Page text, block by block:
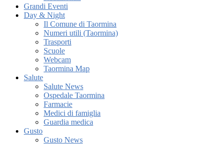
Grandi Eventi
Day & Night
Il Comune di Taormina
Numeri utili (Taormina)
Trasporti
Scuole
Webcam
Taormina Map
Salute
Salute News
Ospedale Taormina
Farmacie
Medici di famiglia
Guardia medica
Gusto
Gusto News